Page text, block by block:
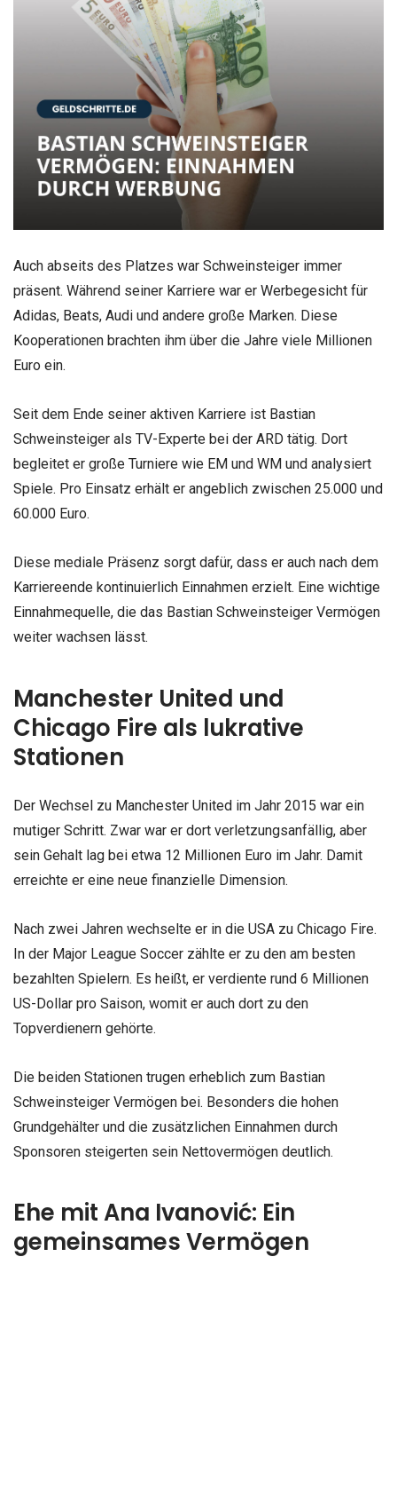
Auch abseits des Platzes war Schweinsteiger immer
präsent. Während seiner Karriere war er Werbegesicht für
Adidas, Beats, Audi und andere große Marken. Diese
Kooperationen brachten ihm über die Jahre viele Millionen
Euro ein.
Seit dem Ende seiner aktiven Karriere ist Bastian
Schweinsteiger als TV-Experte bei der ARD tätig. Dort
begleitet er große Turniere wie EM und WM und analysiert
Spiele. Pro Einsatz erhält er angeblich zwischen 25.000 und
60.000 Euro.
Diese mediale Präsenz sorgt dafür, dass er auch nach dem
Karriereende kontinuierlich Einnahmen erzielt. Eine wichtige
Einnahmequelle, die das Bastian Schweinsteiger Vermögen
weiter wachsen lässt.
Manchester United und
Chicago Fire als lukrative
Stationen
Der Wechsel zu Manchester United im Jahr 2015 war ein
mutiger Schritt. Zwar war er dort verletzungsanfällig, aber
sein Gehalt lag bei etwa 12 Millionen Euro im Jahr. Damit
erreichte er eine neue finanzielle Dimension.
Nach zwei Jahren wechselte er in die USA zu Chicago Fire.
In der Major League Soccer zählte er zu den am besten
bezahlten Spielern. Es heißt, er verdiente rund 6 Millionen
US-Dollar pro Saison, womit er auch dort zu den
Topverdienern gehörte.
Die beiden Stationen trugen erheblich zum Bastian
Schweinsteiger Vermögen bei. Besonders die hohen
Grundgehälter und die zusätzlichen Einnahmen durch
Sponsoren steigerten sein Nettovermögen deutlich.
Ehe mit Ana Ivanović: Ein
gemeinsames Vermögen